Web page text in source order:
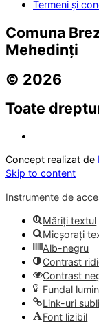
Termeni și
Comuna
Mehedinți
© 2026
Toate
Concept realizat de
Skip to content
Instrumente de
Măriți textul
Micșorați
Alb-negru
Contrast
Contrast
Fundal
Link-uri
Font lizibil